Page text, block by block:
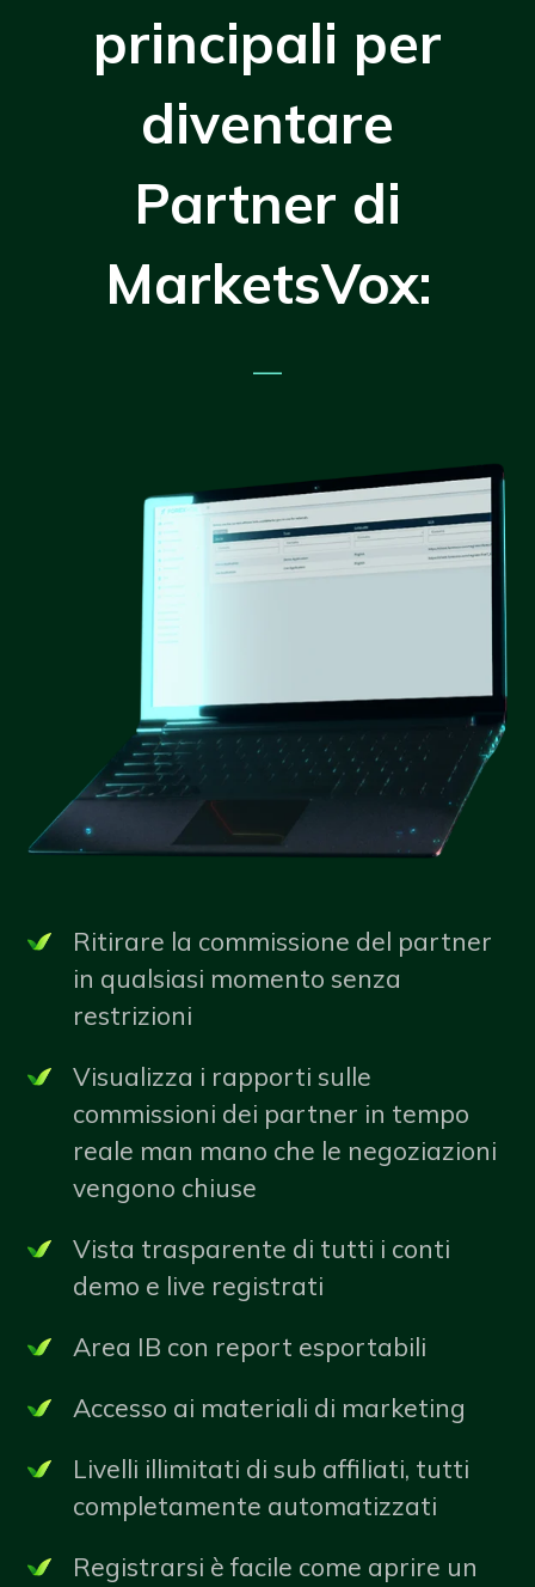
principali per
diventare
Partner di
MarketsVox:
—
Ritirare la commissione del partner
in qualsiasi momento senza
restrizioni
Visualizza i rapporti sulle
commissioni dei partner in tempo
reale man mano che le negoziazioni
vengono chiuse
Vista trasparente di tutti i conti
demo e live registrati
Area IB con report esportabili
Accesso ai materiali di marketing
Livelli illimitati di sub affiliati, tutti
completamente automatizzati
Registrarsi è facile come aprire un